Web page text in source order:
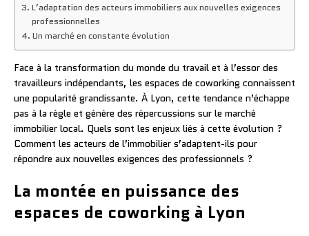
L’adaptation des acteurs immobiliers aux nouvelles exigences
professionnelles
Un marché en constante évolution
Face à la transformation du monde du travail et à l’essor des
travailleurs indépendants, les espaces de coworking connaissent
une popularité grandissante. À Lyon, cette tendance n’échappe
pas à la règle et génère des répercussions sur le marché
immobilier local. Quels sont les enjeux liés à cette évolution ?
Comment les acteurs de l’immobilier s’adaptent-ils pour
répondre aux nouvelles exigences des professionnels ?
La montée en puissance des
espaces de coworking à Lyon